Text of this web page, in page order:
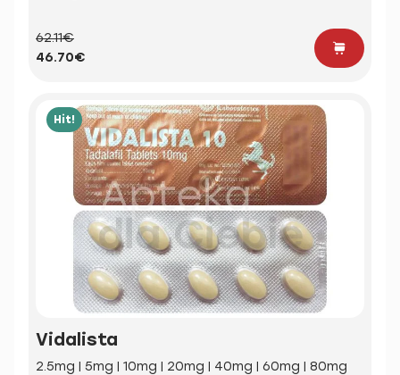
62.11€
46.70€
Hit!
Vidalista
2.5mg | 5mg | 10mg | 20mg | 40mg | 60mg | 80mg